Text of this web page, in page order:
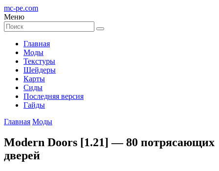
mc-pe.com
Меню
Главная
Моды
Текстуры
Шейдеры
Карты
Сиды
Последняя версия
Гайды
Главная Моды
Modern Doors [1.21] — 80 потрясающих
дверей